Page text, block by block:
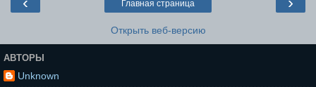
Главная страница
Открыть веб-версию
АВТОРЫ
Unknown